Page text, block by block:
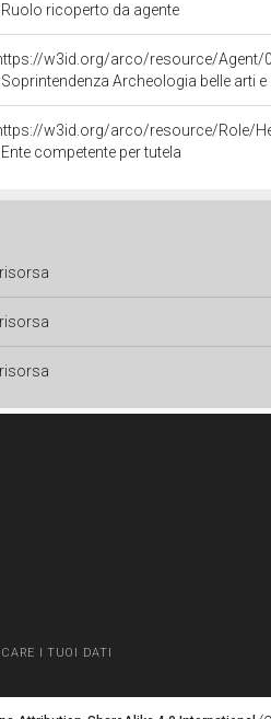
Ruolo ricoperto da agente
w3id.org/arco/resource/Agent/
Soprintendenza Archeologia belle arti
w3id.org/arco/resource/Role/
Ente competente per tutela
I TUOI DATI